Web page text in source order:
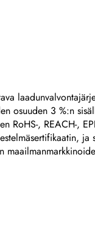
osuuden 3 %:n
RoHS-, REACH-,
ja